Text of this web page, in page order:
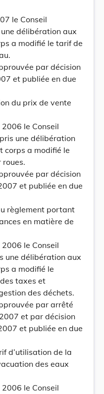
le Conseil
délibération aux
a modifié le tarif de
par décision
et publiée en due
du prix de vente
le Conseil
une délibération
corps a modifié le
par décision
et publiée en due
règlement portant
en matière de
le Conseil
une délibération aux
a modifié le
taxes et
des déchets.
par arrêté
et par décision
et publiée en due
d’utilisation de la
des eaux
le Conseil